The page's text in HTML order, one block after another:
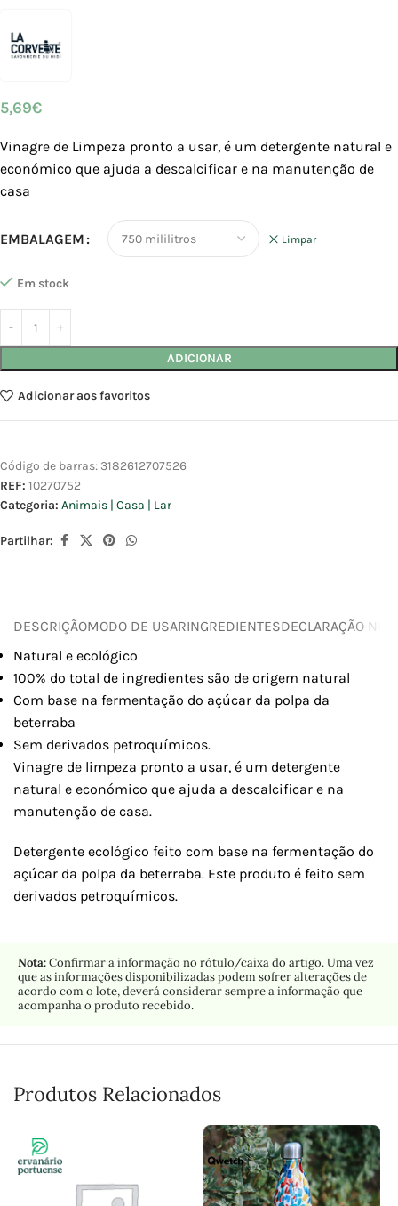
5,69€
Vinagre de Limpeza pronto a usar, é um detergente natural e
económico que ajuda a descalcificar e na manutenção de
casa
EMBALAGEM Limpar
Em stock
ADICIONAR
Adicionar aos favoritos
Código de barras: 3182612707526
REF: 10270752
Categoria: Animais | Casa | Lar
Partilhar:
DESCRIÇÃOMODO DE USARINGREDIENTESDECLARAÇÃO
Natural e ecológico
100% do total de ingredientes são de origem natural
Com base na fermentação do açúcar da polpa da
beterraba
Sem derivados petroquímicos.
Vinagre de limpeza pronto a usar, é um detergente
natural e económico que ajuda a descalcificar e na
manutenção de casa.
Detergente ecológico feito com base na fermentação do
açúcar da polpa da beterraba. Este produto é feito sem
derivados petroquímicos.
Nota:Confirmar a informação no rótulo/caixa do artigo. Uma vez
que as informações disponibilizadas podem sofrer alterações de
acordo com o lote, deverá considerar sempre a informação que
acompanha o produto recebido.
Produtos Relacionados